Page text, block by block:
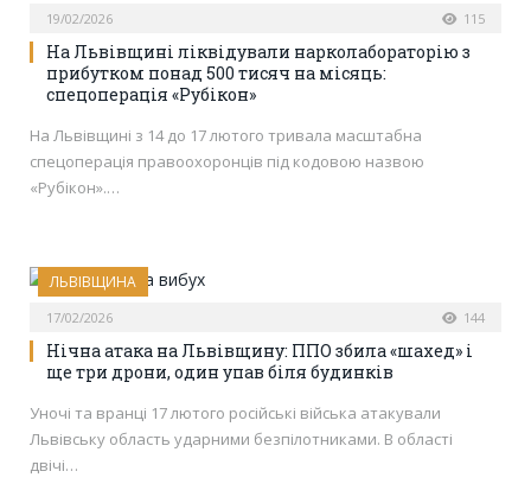
19/02/2026 115
На Львівщині ліквідували нарколабораторію з
прибутком понад 500 тисяч на місяць:
спецоперація «Рубікон»
На Львівщині з 14 до 17 лютого тривала масштабна
спецоперація правоохоронців під кодовою назвою
«Рубікон».…
ЛЬВІВЩИНА
17/02/2026 144
Нічна атака на Львівщину: ППО збила «шахед» і
ще три дрони, один упав біля будинків
Уночі та вранці 17 лютого російські війська атакували
Львівську область ударними безпілотниками. В області
двічі…